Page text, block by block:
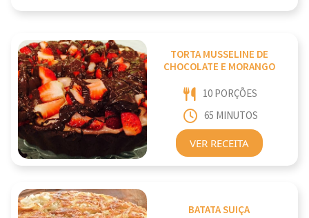
TORTA MUSSELINE DE
CHOCOLATE E MORANGO
10 PORÇÕES
65 MINUTOS
VER RECEITA
BATATA SUIÇA